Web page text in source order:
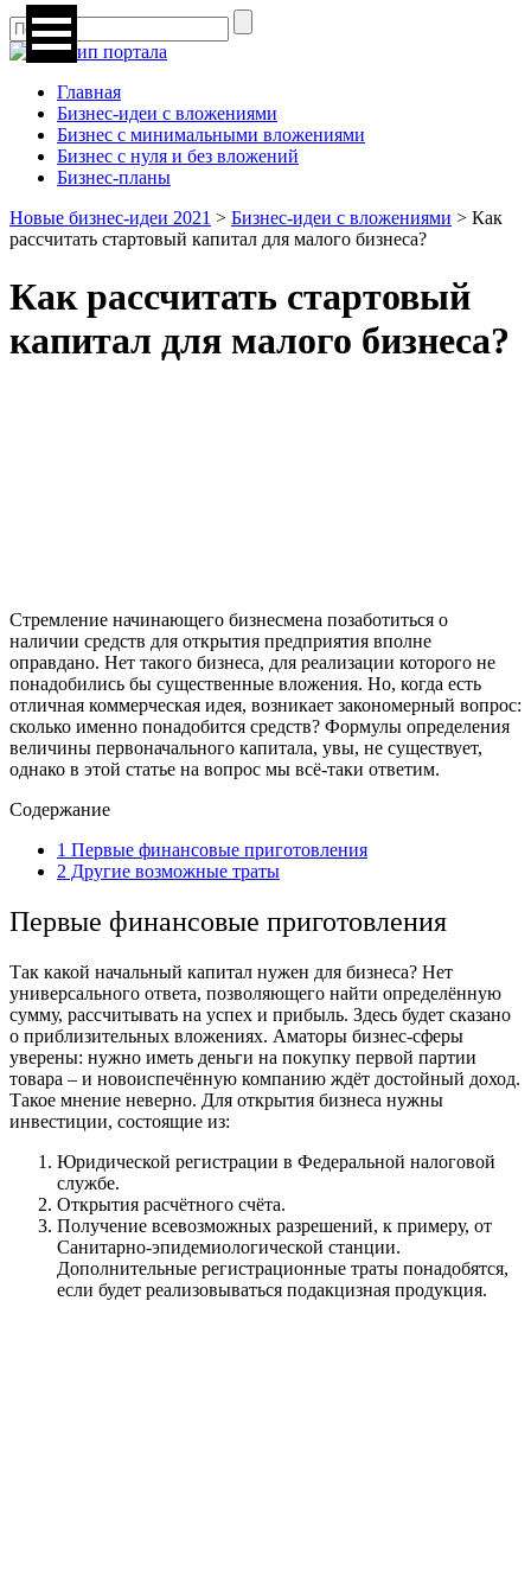
Главная
Бизнес-идеи с вложениями
Бизнес с минимальными вложениями
Бизнес с нуля и без вложений
Бизнес-планы
Новые бизнес-идеи 2021 > Бизнес-идеи с вложениями > Как
рассчитать стартовый капитал для малого бизнеса?
Как рассчитать стартовый
капитал для малого бизнеса?
Стремление начинающего бизнесмена позаботиться о
наличии средств для открытия предприятия вполне
оправдано. Нет такого бизнеса, для реализации которого не
понадобились бы существенные вложения. Но, когда есть
отличная коммерческая идея, возникает закономерный вопрос:
сколько именно понадобится средств? Формулы определения
величины первоначального капитала, увы, не существует,
однако в этой статье на вопрос мы всё-таки ответим.
Содержание
1 Первые финансовые приготовления
2 Другие возможные траты
Первые финансовые приготовления
Так какой начальный капитал нужен для бизнеса? Нет
универсального ответа, позволяющего найти определённую
сумму, рассчитывать на успех и прибыль. Здесь будет сказано
о приблизительных вложениях. Аматоры бизнес-сферы
уверены: нужно иметь деньги на покупку первой партии
товара – и новоиспечённую компанию ждёт достойный доход.
Такое мнение неверно. Для открытия бизнеса нужны
инвестиции, состоящие из:
Юридической регистрации в Федеральной налоговой
службе.
Открытия расчётного счёта.
Получение всевозможных разрешений, к примеру, от
Санитарно-эпидемиологической станции.
Дополнительные регистрационные траты понадобятся,
если будет реализовываться подакцизная продукция.